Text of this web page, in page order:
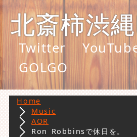
北斎柿渋
Twitter
GOLGO
Home
Music
AOR
Ron Robbinsで休日を。